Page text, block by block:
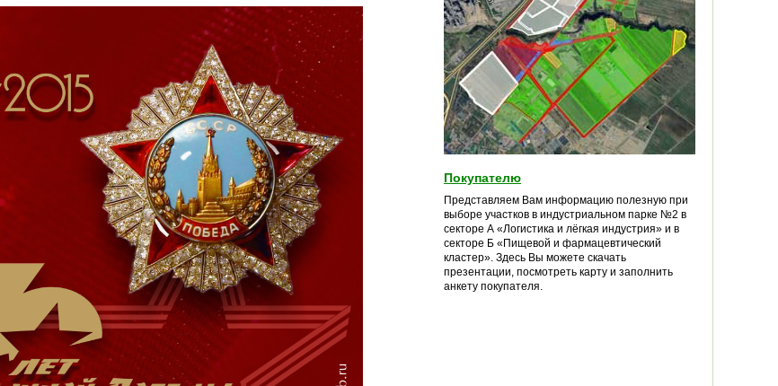
Покупателю
Представляем Вам информацию полезную при
выборе участков в индустриальном парке №2 в
секторе А «Логистика и лёгкая индустрия» и в
секторе Б «Пищевой и фармацевтический
кластер». Здесь Вы можете скачать
презентации, посмотреть карту и заполнить
анкету покупателя.